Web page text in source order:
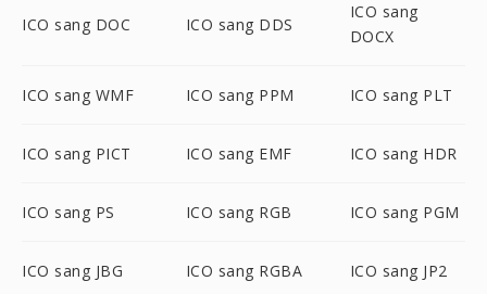
ICO sang DOC ICO sang DDS
ICO sang
DOCX
ICO sang WMF ICO sang PPM ICO sang PLT
ICO sang PICT ICO sang EMF ICO sang HDR
ICO sang PS ICO sang RGB ICO sang PGM
ICO sang JBG ICO sang RGBA ICO sang JP2